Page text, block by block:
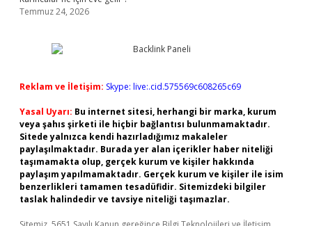
Temmuz 24, 2026
Reklam ve İletişim: Skype: live:.cid.575569c608265c69
Yasal Uyarı: Bu internet sitesi, herhangi bir marka, kurum
veya şahıs şirketi ile hiçbir bağlantısı bulunmamaktadır.
Sitede yalnızca kendi hazırladığımız makaleler
paylaşılmaktadır. Burada yer alan içerikler haber niteliği
taşımamakta olup, gerçek kurum ve kişiler hakkında
paylaşım yapılmamaktadır. Gerçek kurum ve kişiler ile isim
benzerlikleri tamamen tesadüfidir. Sitemizdeki bilgiler
taslak halindedir ve tavsiye niteliği taşımazlar.